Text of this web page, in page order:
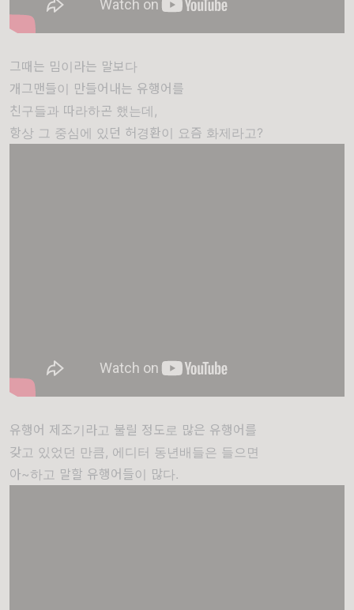
그때는 밈이라는 말보다
개그맨들이 만들어내는 유행어를
친구들과 따라하곤 했는데,
항상 그 중심에 있던 허경환이 요즘 화제라고?
유행어 제조기라고 불릴 정도로 많은 유행어를
갖고 있었던 만큼, 에디터 동년배들은 들으면
아~하고 말할 유행어들이 많다.